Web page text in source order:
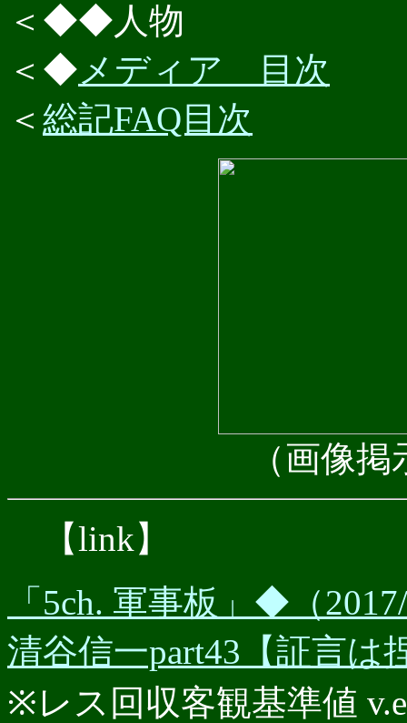
＜◆◆人物
＜◆メディア 目次
＜ 総記FAQ目次
（画像
【link】
「5ch. 軍事板」◆（
清谷信一part43【証言は
※レス回収客観基準値